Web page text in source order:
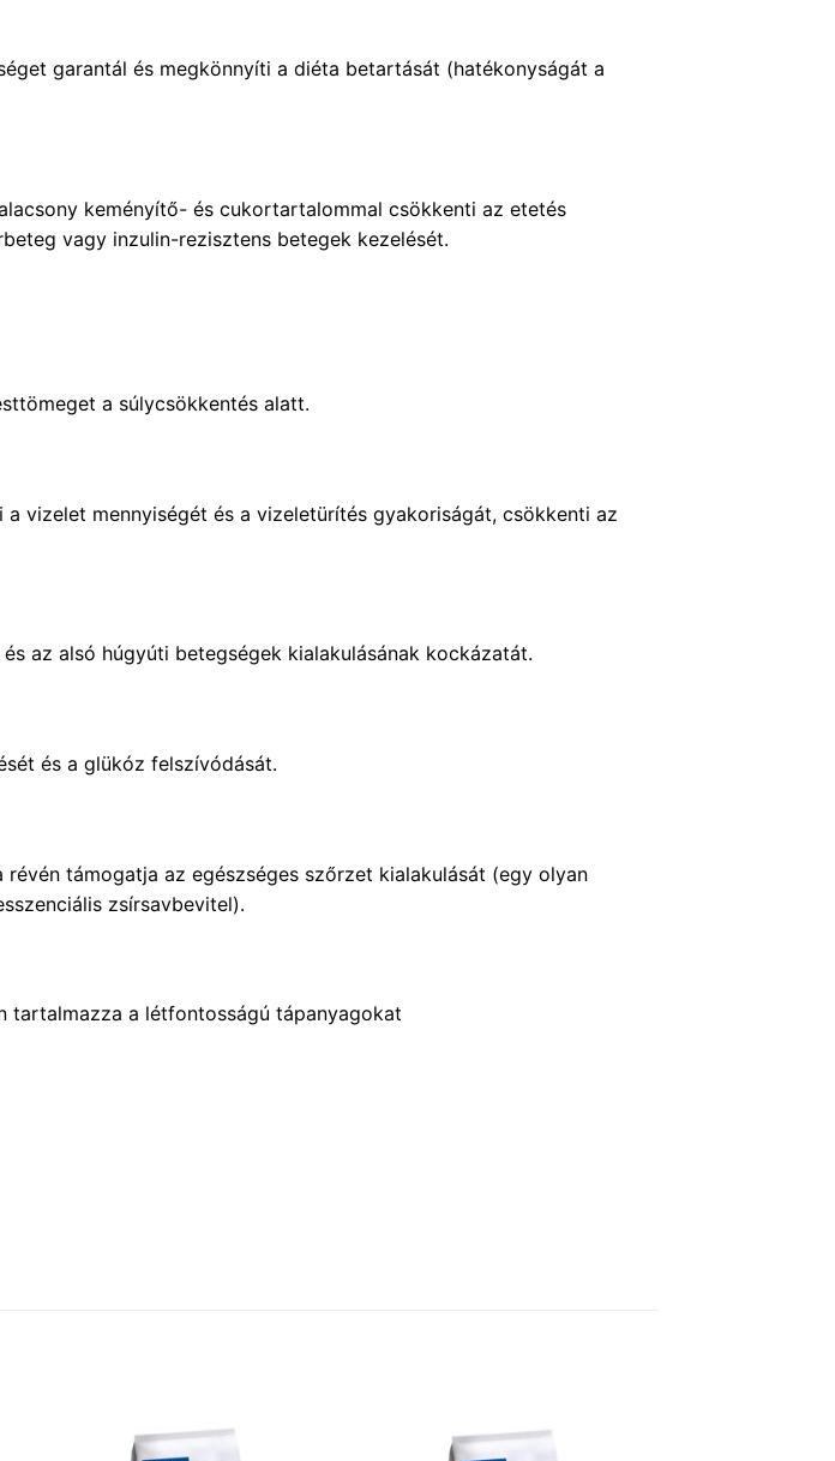
garantál és megkönnyíti a diéta betartását (hatékonyságát a
keményítő- és cukortartalommal csökkenti az etetés
vagy inzulin-rezisztens betegek kezelését.
a súlycsökkentés alatt.
vizelet mennyiségét és a vizeletürítés gyakoriságát, csökkenti az
az alsó húgyúti betegségek kialakulásának kockázatát.
és a glükóz felszívódását.
támogatja az egészséges szőrzet kialakulását (egy olyan
zsírsavbevitel).
tartalmazza a létfontosságú tápanyagokat